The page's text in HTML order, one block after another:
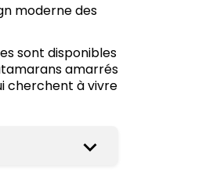
moderne des
sont disponibles
amarrés
cherchent à vivre